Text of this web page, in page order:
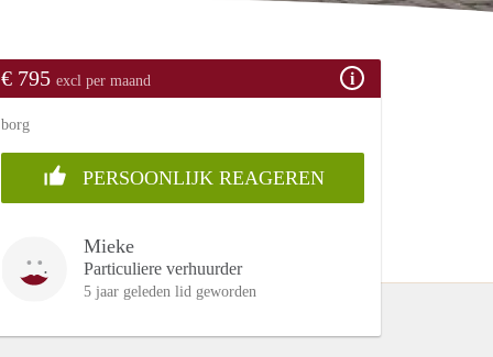
€ 795 excl per maand
borg
PERSOONLIJK REAGEREN
Mieke
Particuliere verhuurder
5 jaar geleden lid geworden